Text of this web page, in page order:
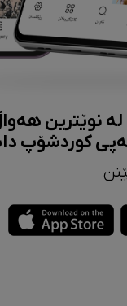
لە نوێترین
کوردشۆپ